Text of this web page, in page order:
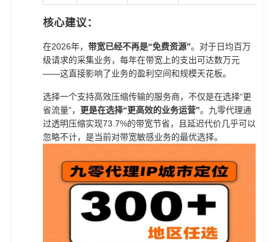
核心建议：
在2026年， 带宽已经不再是“免费资源”。对于日均百万
级请求的采集业务，每年在带宽上的支出可达数万元
——这直接影响了业务的盈利空间和规模天花板。
选择一个支持高效压缩传输的服务商，不仅是在选择“更
省流量”， 更是在选择“更高效的业务运营”。九零代理通
过透明压缩实现73.7%的带宽节省，且延迟代价几乎可以
忽略不计，是当前对带宽敏感业务的最优选择。